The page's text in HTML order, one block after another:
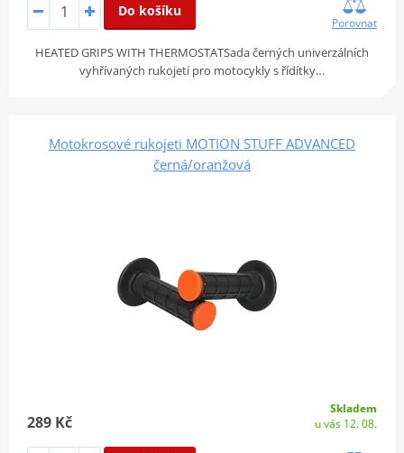
Do košíku
Porovnat
HEATED GRIPS WITH THERMOSTATSada černých univerzálních
vyhřívaných rukojetí pro motocykly s řídítky…
Motokrosové rukojeti MOTION STUFF ADVANCED
černá/oranžová
289 Kč
Skladem
u vás 12. 08.